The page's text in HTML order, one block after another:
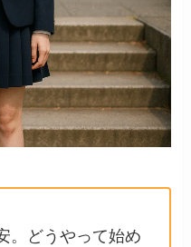
。どうやって始め